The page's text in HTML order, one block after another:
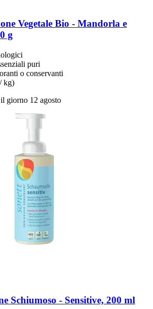
Vegetale Bio -​ Mandorla e
g
puri
o conservanti
kg)
giorno 12 agosto
Schiumoso -​ Sensitive, 200 ml